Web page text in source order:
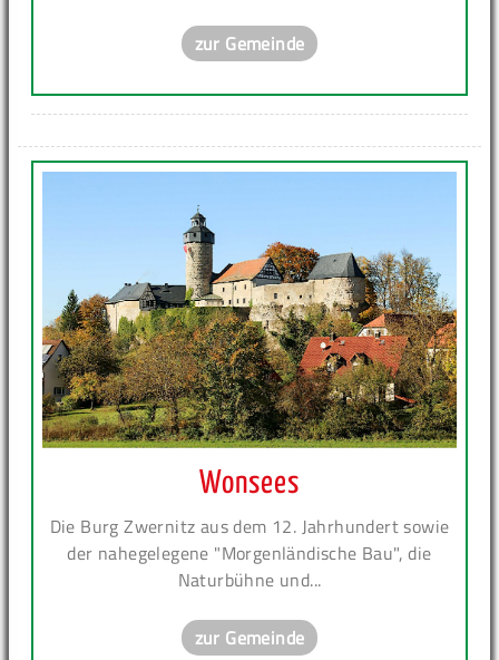
zur Gemeinde
Wonsees
Die Burg Zwernitz aus dem 12. Jahrhundert sowie
der nahegelegene "Morgenländische Bau", die
Naturbühne und...
zur Gemeinde